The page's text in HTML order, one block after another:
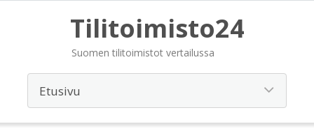
Tilitoimisto24
Suomen tilitoimistot vertailussa